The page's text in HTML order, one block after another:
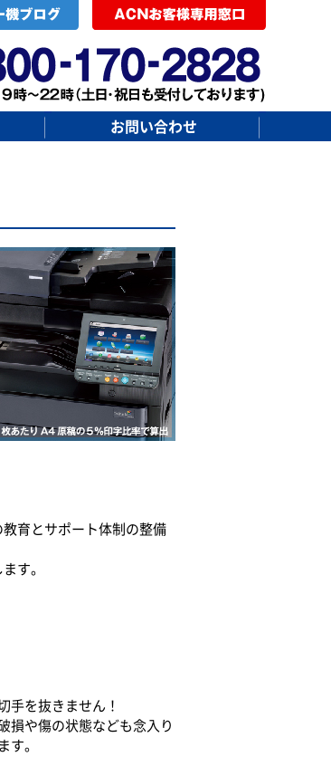
お問い合わせ
育とサポート体制の整備
す。
手を抜きません！
損や傷の状態なども念入り
。